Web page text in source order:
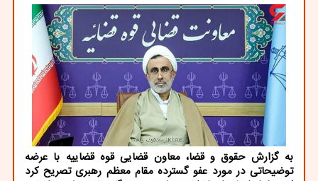
به گزارش حقوق و قضا، معاون قضایی قوه قضاییه با عرضه
توضیحاتی در مورد عفو گسترده مقام معظم رهبری تصریح کرد